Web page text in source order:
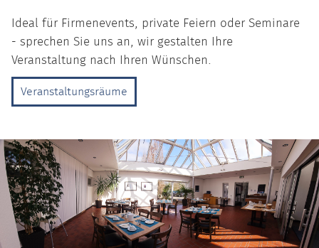
Ideal für Firmenevents, private Feiern oder Seminare
- sprechen Sie uns an, wir gestalten Ihre
Veranstaltung nach Ihren Wünschen.
Veranstaltungsräume